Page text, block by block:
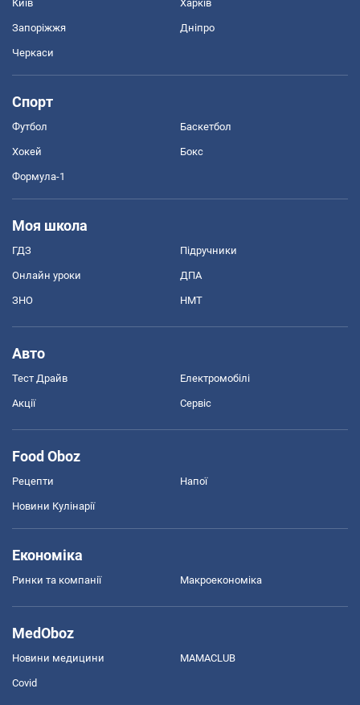
Київ Харків
Запоріжжя Дніпро
Черкаси
Спорт
Футбол Баскетбол
Хокей Бокс
Формула-1
Моя школа
ГДЗ Підручники
Онлайн уроки ДПА
ЗНО НМТ
Авто
Тест Драйв Електромобілі
Акції Сервіс
Food Oboz
Рецепти Напої
Новини Кулінарії
Економіка
Ринки та компанії Макроекономіка
MedOboz
Новини медицини MAMACLUB
Covid